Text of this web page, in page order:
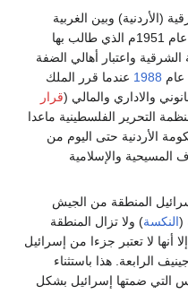
(الأردنية) وبين الغربية
عام 1951م الذي طالب بها
واعتبار أهالي الضفة
عام 1988 عندما قرر الملك
والاداري والمالي (قرار
التحرير الفلسطينية ماعدا
الأردنية حتى اليوم من
المسيحية والإسلامية
احتلت إسرائيل المنطقة من الجيش
(النكسة) ولا تزال المنطقة
أنها لا تعتبر جزءا من إسرائيل
الرابعة. هذا باستثناء
التي ضمتها إسرائيل بشكل